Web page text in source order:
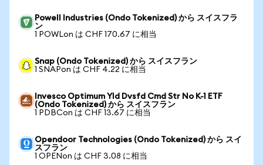
Powell Industries (Ondo Tokenized) から スイスフラ
ン
1 POWLon は CHF 170.67 に相当
Snap (Ondo Tokenized) から スイスフラン
1 SNAPon は CHF 4.22 に相当
Invesco Optimum Yld Dvsfd Cmd Str No K-1 ETF
(Ondo Tokenized) から スイスフラン
1 PDBCon は CHF 13.67 に相当
Opendoor Technologies (Ondo Tokenized) から スイ
スフラン
1 OPENon は CHF 3.08 に相当